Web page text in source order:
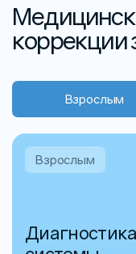
коррекции
Взрослым
Взрослым